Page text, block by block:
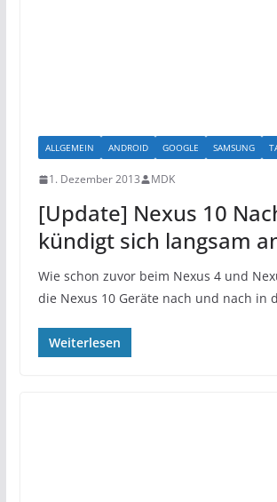
ALLGEMEIN ANDROID GOOGLE SAMSUNG
1. Dezember 2013 MDK
[Update] Nexus 10
kündigt sich langsam
Wie schon zuvor beim Nexus 4 und
die Nexus 10 Geräte nach und nach in
Weiterlesen